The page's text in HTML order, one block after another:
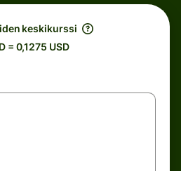
keskikurssi
= 0,1275 USD